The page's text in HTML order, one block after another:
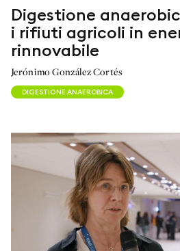
Digestione
i rifiuti agricoli in
rinnovabile
Jerónimo González Cortés
DIGESTIONE ANAEROBICA